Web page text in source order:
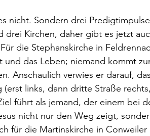
nicht. Sondern drei
drei Kirchen, daher gibt es jetzt
die Stephanskirche in
und das Leben; niemand kommt
Anschaulich verwies er darauf,
(erst links, dann dritte Straße
führt als jemand, der einem bei
nicht nur den Weg zeigt,
für die Martinskirche in